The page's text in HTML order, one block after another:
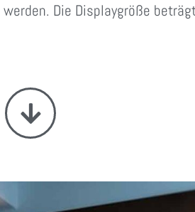
Die Displaygröße